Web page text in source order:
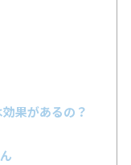
果があるの？